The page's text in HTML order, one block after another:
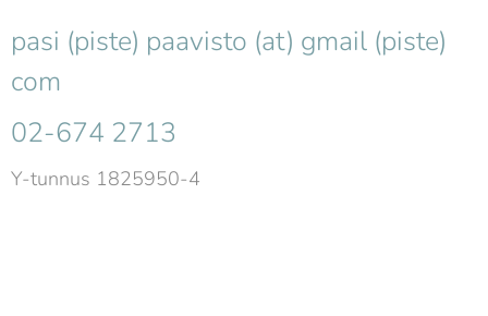
pasi (piste) paavisto (at) gmail (piste)
com
02-674 2713
Y-tunnus 1825950-4